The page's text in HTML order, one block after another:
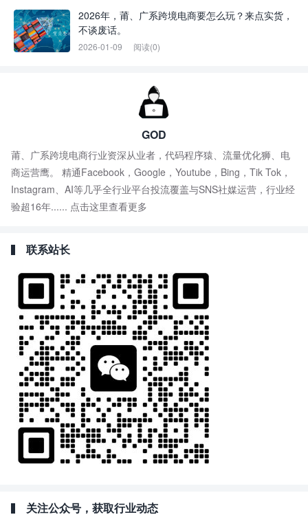
2026年，莆、广系跨境电商要怎么玩？来点实货，
不谈废话。
2026-01-09 阅读(0)
GOD
莆、广系跨境电商行业资深从业者，代码程序猿、流量优化狮、电
商运营鹰。 精通Facebook，Google，Youtube，Bing，Tik Tok，
Instagram、AI等几乎全行业平台投流覆盖与SNS社媒运营，行业经
验超16年...... 点击这里查看更多
联系站长
关注公众号，获取行业动态